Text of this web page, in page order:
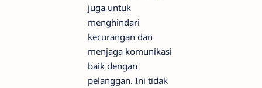
juga untuk
menghindari
kecurangan dan
menjaga komunikasi
baik dengan
pelanggan. Ini tidak